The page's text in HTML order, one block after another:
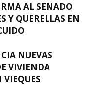
AL SENADO
Y QUERELLAS EN
NUEVAS
VIVIENDA
VIEQUES